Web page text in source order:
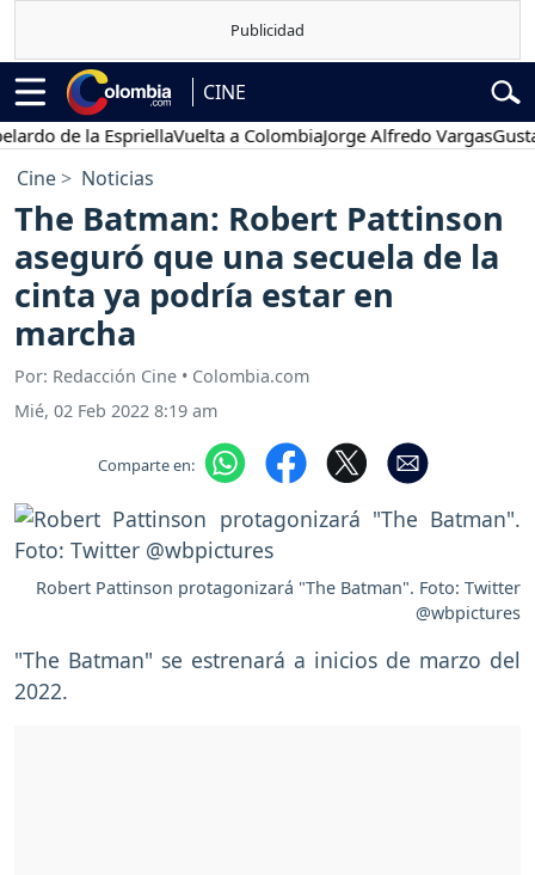
CINE
la EspriellaVuelta a ColombiaJorge Alfredo VargasGustavo
Cine Noticias
The Batman: Robert Pattinson
aseguró que una secuela de la
cinta ya podría estar en
marcha
Por: Redacción Cine • Colombia.com
Mié, 02 Feb 2022 8:19 am
Comparte en:
Robert Pattinson protagonizará "The Batman". Foto: Twitter
@wbpictures
"The Batman" se estrenará a inicios de marzo del
2022.